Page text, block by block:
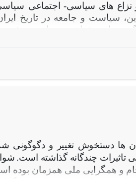
های سیاسی- اجتماعی
سیاست و جامعه در تاریخ
جامعه‌شناختی سیاست مذهبی
با بهره ­گیری از روش تحلیلی
پایبند بوده است.این مقاله با تمرکز بر
مرتبط بود، اما جایگزینی
حکومت، اصلاحات تفکیک سیاست
نوگرایی دینی بود.
ها دستخوش تغییر و دگوگونی
تاثیرات چندگانه گذاشته است.
و همگرایی ملی همزمان بوده